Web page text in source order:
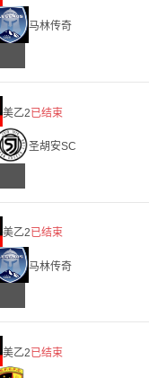
马林传奇
美乙2已结束
圣胡安SC
美乙2已结束
马林传奇
美乙2已结束